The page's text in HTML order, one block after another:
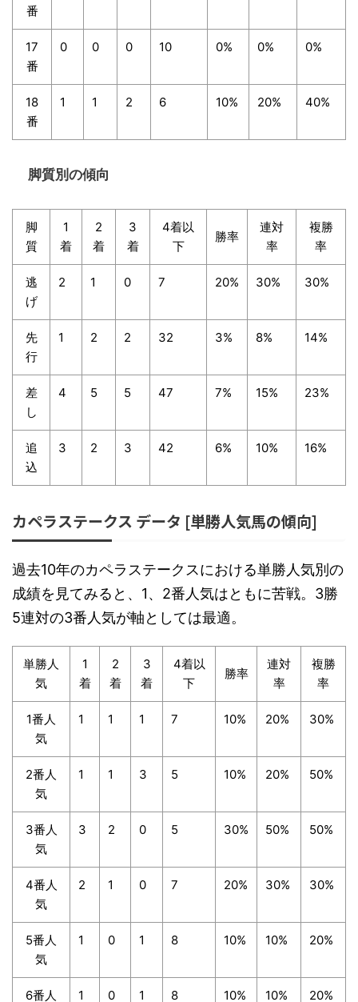
番
17
番
0 0 0 10 0% 0% 0%
18
番
1 1 2 6 10% 20% 40%
脚質別の傾向
脚
質
1
着
2
着
3
着
4着以
下
勝率
連対
率
複勝
率
逃
げ
2 1 0 7 20% 30% 30%
先
行
1 2 2 32 3% 8% 14%
差
し
4 5 5 47 7% 15% 23%
追
込
3 2 3 42 6% 10% 16%
カペラステークス データ [単勝人気馬の傾向]
過去10年のカペラステークスにおける単勝人気別の
成績を見てみると、1、2番人気はともに苦戦。3勝
5連対の3番人気が軸としては最適。
単勝人
気
1
着
2
着
3
着
4着以
下
勝率
連対
率
複勝
率
1番人
気
1 1 1 7 10% 20% 30%
2番人
気
1 1 3 5 10% 20% 50%
3番人
気
3 2 0 5 30% 50% 50%
4番人
気
2 1 0 7 20% 30% 30%
5番人
気
1 0 1 8 10% 10% 20%
6番人 1 0 1 8 10% 10% 20%